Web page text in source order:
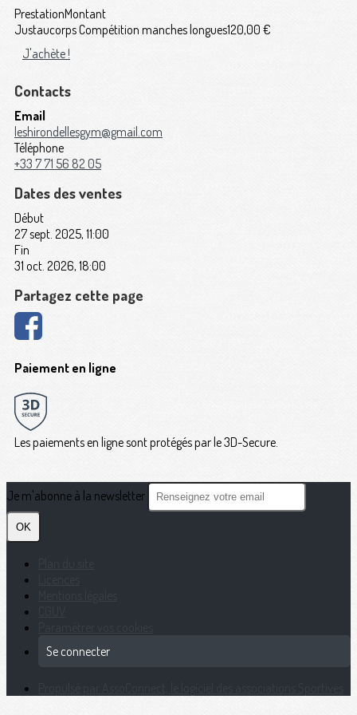
PrestationMontant
Justaucorps Compétition manches longues120,00 €
J'achète !
Contacts
Email
leshirondellesgym@gmail.com
Téléphone
+33 7 71 56 82 05
Dates des ventes
Début
27 sept. 2025, 11:00
Fin
31 oct. 2026, 18:00
Partagez cette page
Paiement en ligne
Les paiements en ligne sont protégés par le 3D-Secure.
Je m'abonne à la newsletter
OK
Se connecter